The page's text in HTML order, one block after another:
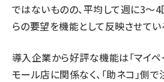
ではないものの、平均して週に3～
らの要望を機能として反映させてい
導入企業から好評な機能は「マイペ
モール店に関係なく、「助ネコ」側